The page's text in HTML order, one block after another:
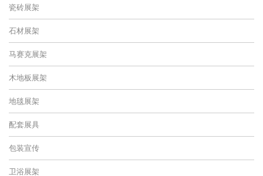
瓷砖展架
石材展架
马赛克展架
木地板展架
地毯展架
配套展具
包装宣传
卫浴展架